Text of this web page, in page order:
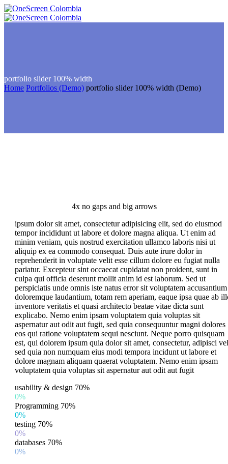
portfolio slider 100% width
Home Portfolios (Demo) portfolio slider 100% width (Demo)
4x no gaps and big arrows
ipsum dolor sit amet, consectetur adipisicing elit, sed do eiusmod
tempor incididunt ut labore et dolore magna aliqua. Ut enim ad
minim veniam, quis nostrud exercitation ullamco laboris nisi ut
aliquip ex ea commodo consequat. Duis aute irure dolor in
reprehenderit in voluptate velit esse cillum dolore eu fugiat nulla
pariatur. Excepteur sint occaecat cupidatat non proident, sunt in
culpa qui officia deserunt mollit anim id est laborum. Sed ut
perspiciatis unde omnis iste natus error sit voluptatem accusantium
doloremque laudantium, totam rem aperiam, eaque ipsa quae ab
inventore veritatis et quasi architecto beatae vitae dicta sunt
explicabo. Nemo enim ipsam voluptatem quia voluptas sit
aspernatur aut odit aut fugit, sed quia consequuntur magni dolores
eos qui ratione voluptatem sequi nesciunt. Neque porro quisquam
est, qui dolorem ipsum quia dolor sit amet, consectetur, adipisci
sed quia non numquam eius modi tempora incidunt ut labore et
dolore magnam aliquam quaerat voluptatem. Nemo enim ipsam
voluptatem quia voluptas sit aspernatur aut odit aut fugit
usability & design 70%
0%
Programming 70%
0%
testing 70%
0%
databases 70%
0%